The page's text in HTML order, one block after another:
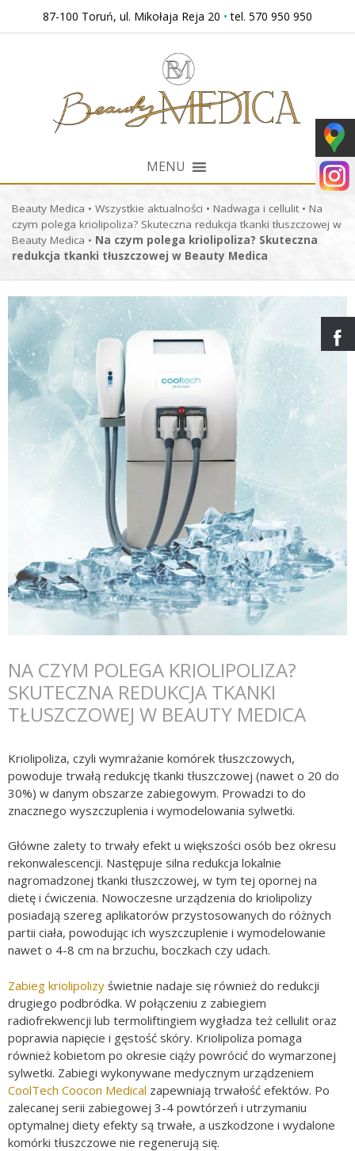
87-100 Toruń, ul. Mikołaja Reja 20 • tel. 570 950 950
MENU
Beauty Medica • Wszystkie aktualności • Nadwaga i cellulit • Na
czym polega kriolipoliza? Skuteczna redukcja tkanki tłuszczowej w
Beauty Medica • Na czym polega kriolipoliza? Skuteczna
redukcja tkanki tłuszczowej w Beauty Medica
NA CZYM POLEGA KRIOLIPOLIZA?
SKUTECZNA REDUKCJA TKANKI
TŁUSZCZOWEJ W BEAUTY MEDICA
Kriolipoliza, czyli wymrażanie komórek tłuszczowych,
powoduje trwałą redukcję tkanki tłuszczowej (nawet o 20 do
30%) w danym obszarze zabiegowym. Prowadzi to do
znacznego wyszczuplenia i wymodelowania sylwetki.
Główne zalety to trwały efekt u większości osób bez okresu
rekonwalescencji. Następuje silna redukcja lokalnie
nagromadzonej tkanki tłuszczowej, w tym tej opornej na
dietę i ćwiczenia. Nowoczesne urządzenia do kriolipolizy
posiadają szereg aplikatorów przystosowanych do różnych
partii ciała, powodując ich wyszczuplenie i wymodelowanie
nawet o 4-8 cm na brzuchu, boczkach czy udach.
Zabieg kriolipolizy świetnie nadaje się również do redukcji
drugiego podbródka. W połączeniu z zabiegiem
radiofrekwencji lub termoliftingiem wygładza też cellulit oraz
poprawia napięcie i gęstość skóry. Kriolipoliza pomaga
również kobietom po okresie ciąży powrócić do wymarzonej
sylwetki. Zabiegi wykonywane medycznym urządzeniem
CoolTech Coocon Medical zapewniają trwałość efektów. Po
zalecanej serii zabiegowej 3-4 powtórzeń i utrzymaniu
optymalnej diety efekty są trwałe, a uszkodzone i wydalone
komórki tłuszczowe nie regenerują się.